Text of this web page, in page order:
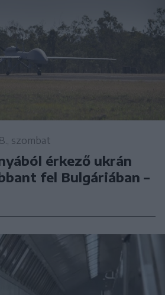
szombat
érkező ukrán
fel Bulgáriában –